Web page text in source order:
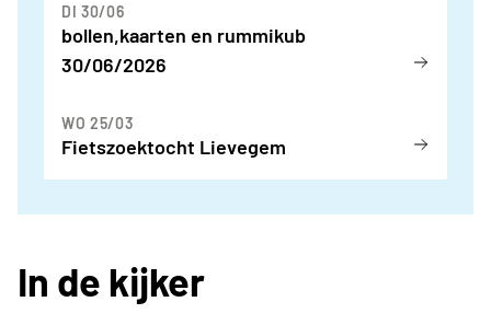
DI 30/06
bollen,kaarten en rummikub
30/06/2026
WO 25/03
Fietszoektocht Lievegem
In de kijker